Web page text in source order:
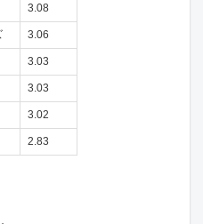
3.08
3.06
3.03
3.03
3.02
2.83